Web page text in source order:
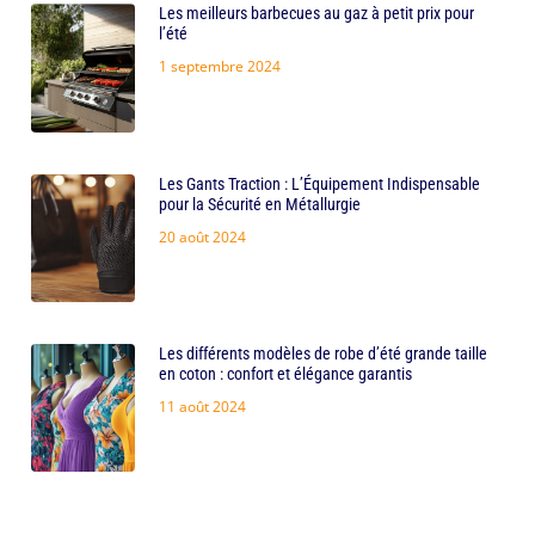
Les meilleurs barbecues au gaz à petit prix pour
l’été
1 septembre 2024
Les Gants Traction : L’Équipement Indispensable
pour la Sécurité en Métallurgie
20 août 2024
Les différents modèles de robe d’été grande taille
en coton : confort et élégance garantis
11 août 2024